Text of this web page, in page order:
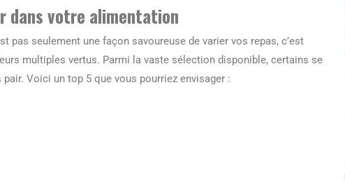
dans votre alimentation
pas seulement une façon savoureuse de varier vos repas, c’est
multiples vertus. Parmi la vaste sélection disponible, certains se
pair. Voici un top 5 que vous pourriez envisager :